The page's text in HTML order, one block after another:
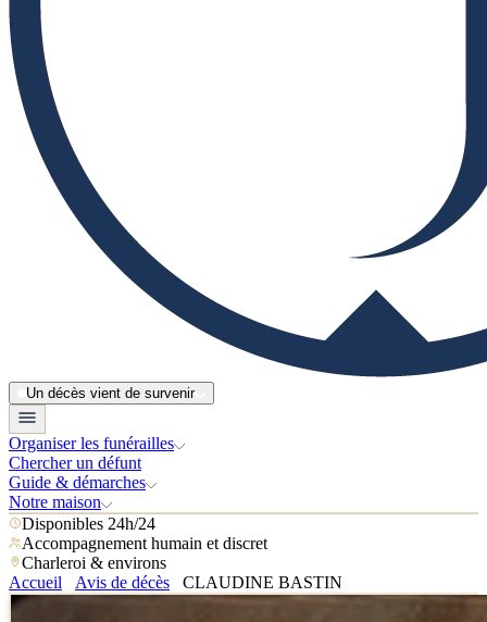
Un décès vient de survenir
Organiser les funérailles
Chercher un défunt
Guide & démarches
Notre maison
Disponibles 24h/24
Accompagnement humain et discret
Charleroi & environs
Accueil
Avis de décès CLAUDINE BASTIN